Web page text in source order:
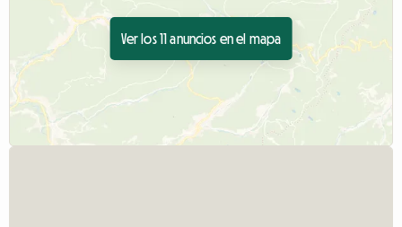
Ver los 11 anuncios en el mapa